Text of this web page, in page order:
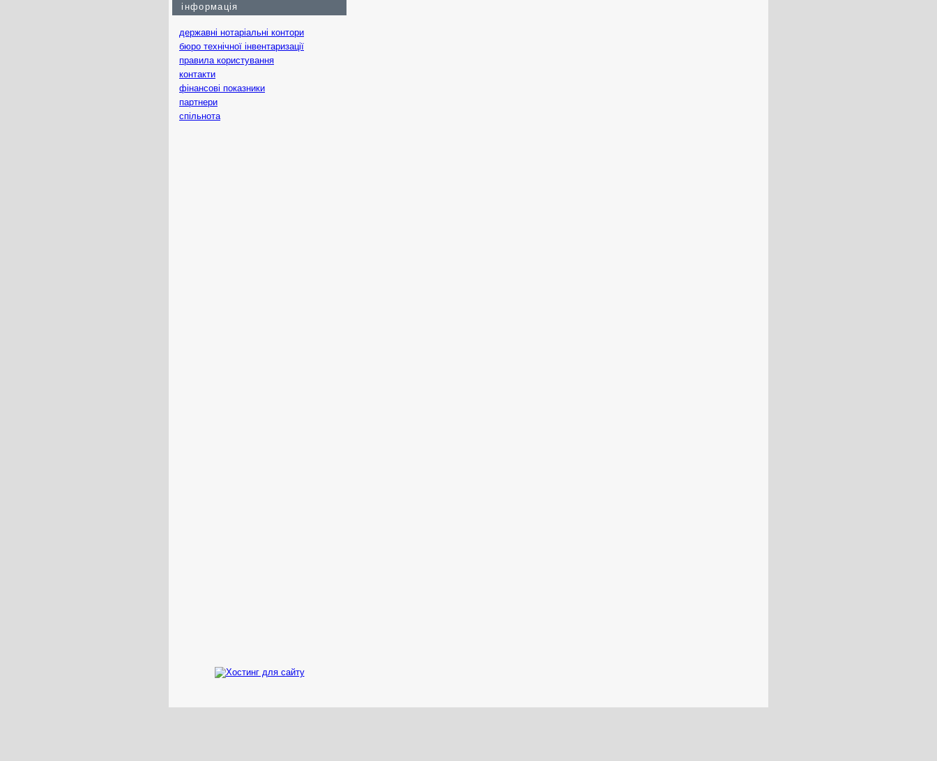
інформація
державні нотаріальні контори
бюро технічної інвентаризації
правила користування
контакти
фінансові показники
партнери
спільнота